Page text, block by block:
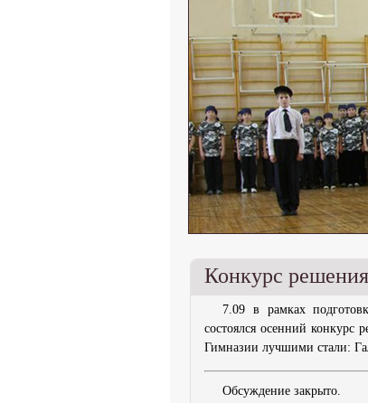
Конкурс
7.09 в рамках
состоялся осенний конкурс
Гимназии лучшими стали:
Обсуждение закрыто.